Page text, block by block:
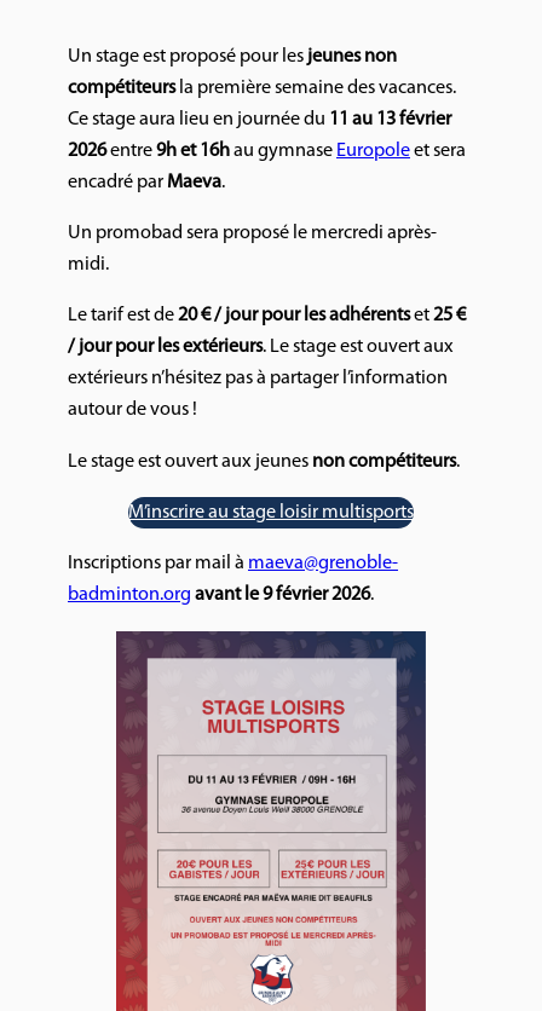
Un stage est proposé pour les jeunes non
compétiteursla première semaine des vacances.
Ce stage aura lieu en journée du 11 au 13 février
2026entre9h et 16hau gymnase Europoleet sera
encadré par Maeva.
Un promobad sera proposé le mercredi après-
midi.
Le tarif est de20 € / jour pour les adhérentset25 €
/ jour pour les extérieurs. Le stage est ouvert aux
extérieurs n’hésitez pas à partager l’information
autour de vous !
Le stage est ouvert aux jeunes non compétiteurs.
M’inscrire au stage loisir multisports
Inscriptions par mail à maeva@grenoble-
badminton.org avant le 9 février 2026.